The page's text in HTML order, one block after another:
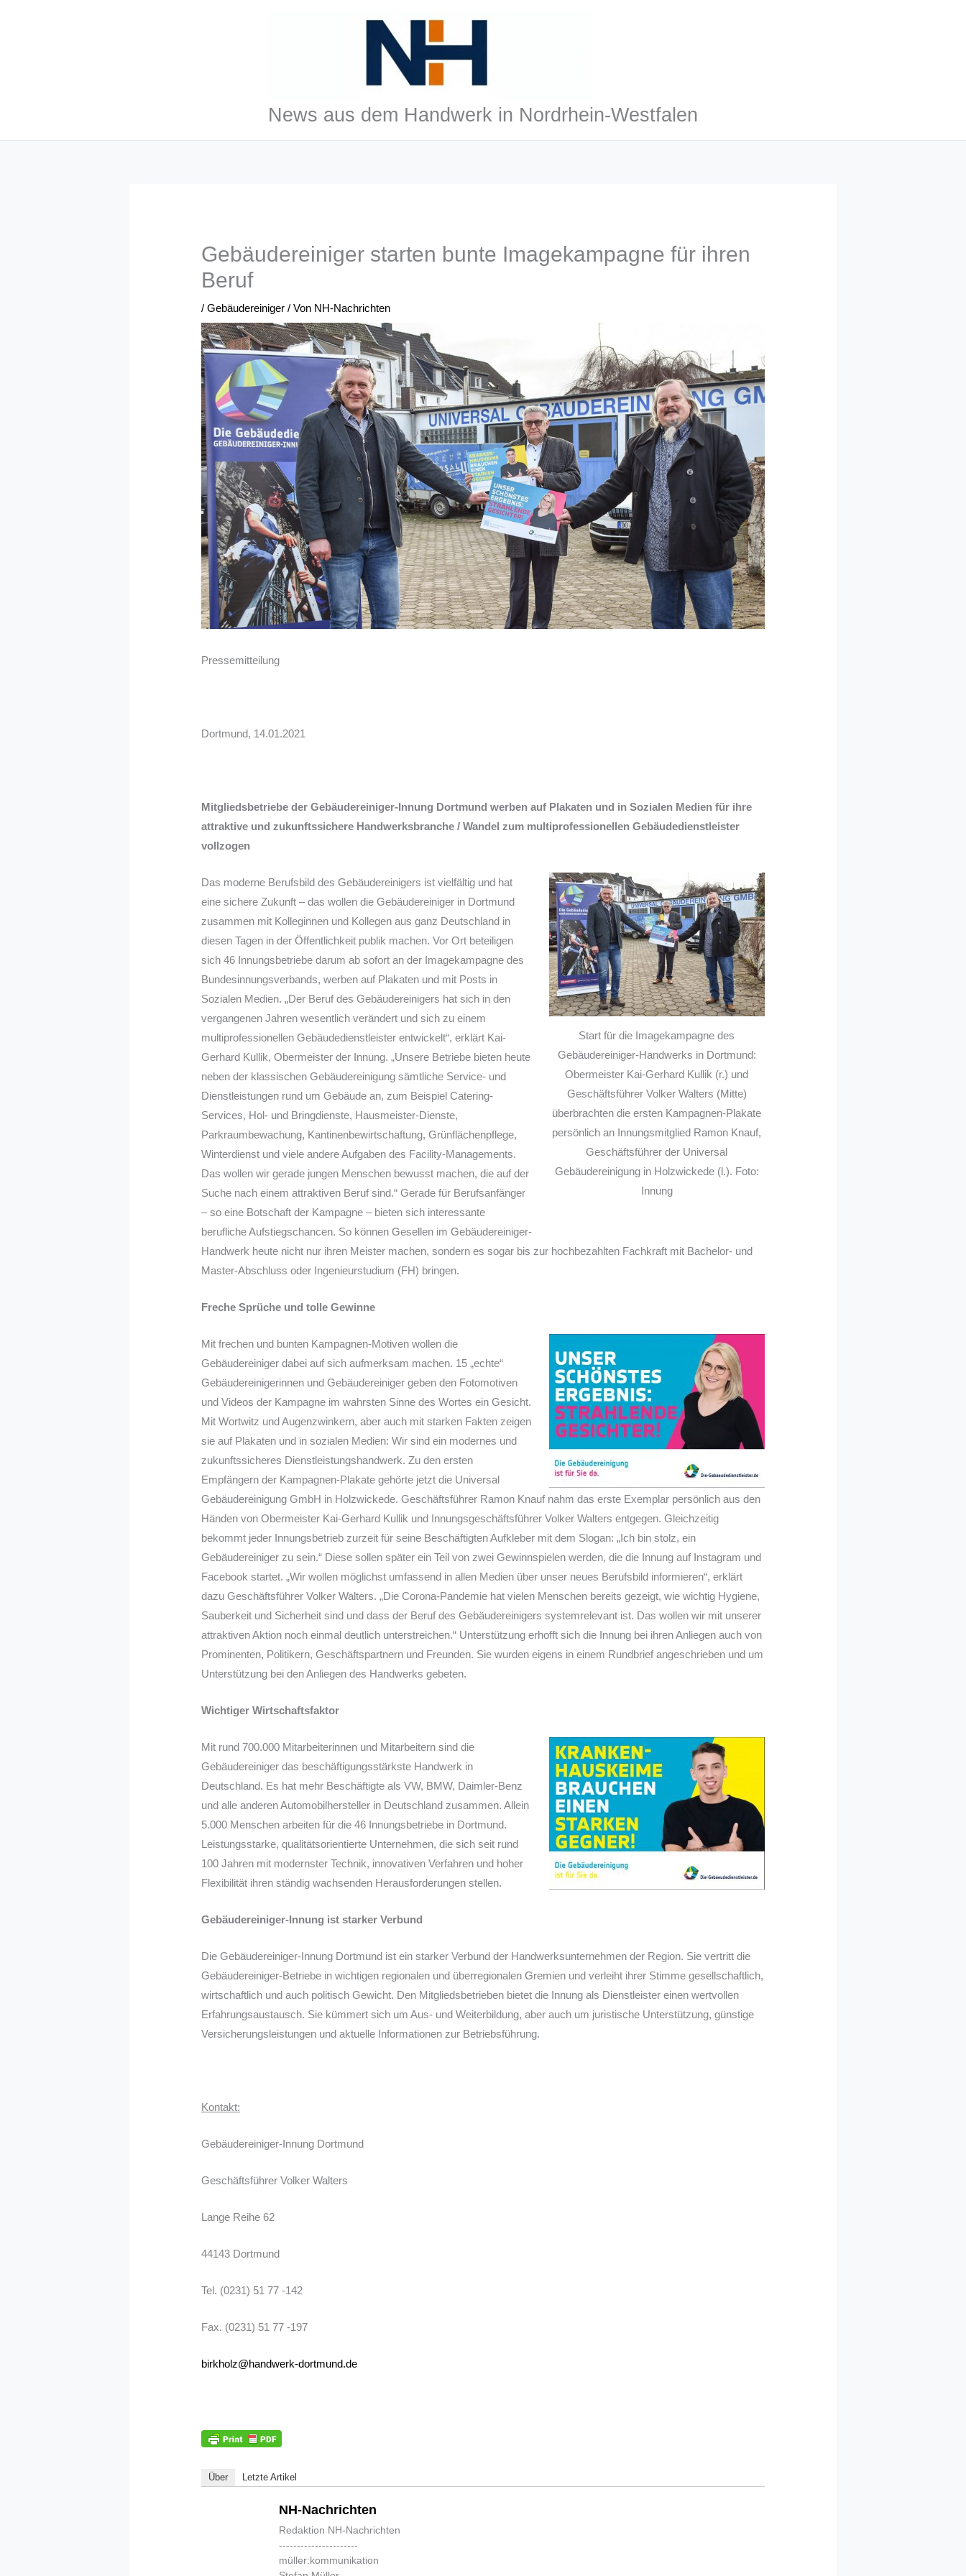
News aus dem Handwerk in Nordrhein-Westfalen
Gebäudereiniger starten bunte Imagekampagne für ihren
Beruf
/Gebäudereiniger / Von NH-Nachrichten
Pressemitteilung
Dortmund, 14.01.2021
Mitgliedsbetriebe der Gebäudereiniger-Innung Dortmund werben auf Plakaten und in Sozialen Medien für ihre
attraktive und zukunftssichere Handwerksbranche / Wandel zum multiprofessionellen Gebäudedienstleister
vollzogen
Start für die Imagekampagne des
Gebäudereiniger-Handwerks in Dortmund:
Obermeister Kai-Gerhard Kullik (r.) und
Geschäftsführer Volker Walters (Mitte)
überbrachten die ersten Kampagnen-Plakate
persönlich an Innungsmitglied Ramon Knauf,
Geschäftsführer der Universal
Gebäudereinigung in Holzwickede (l.). Foto:
Innung
Das moderne Berufsbild des Gebäudereinigers ist vielfältig und hat
eine sichere Zukunft – das wollen die Gebäudereiniger in Dortmund
zusammen mit Kolleginnen und Kollegen aus ganz Deutschland in
diesen Tagen in der Öffentlichkeit publik machen. Vor Ort beteiligen
sich 46 Innungsbetriebe darum ab sofort an der Imagekampagne des
Bundesinnungsverbands, werben auf Plakaten und mit Posts in
Sozialen Medien. „Der Beruf des Gebäudereinigers hat sich in den
vergangenen Jahren wesentlich verändert und sich zu einem
multiprofessionellen Gebäudedienstleister entwickelt“, erklärt Kai-
Gerhard Kullik, Obermeister der Innung. „Unsere Betriebe bieten heute
neben der klassischen Gebäudereinigung sämtliche Service- und
Dienstleistungen rund um Gebäude an, zum Beispiel Catering-
Services, Hol- und Bringdienste, Hausmeister-Dienste,
Parkraumbewachung, Kantinenbewirtschaftung, Grünflächenpflege,
Winterdienst und viele andere Aufgaben des Facility-Managements.
Das wollen wir gerade jungen Menschen bewusst machen, die auf der
Suche nach einem attraktiven Beruf sind.“ Gerade für Berufsanfänger
– so eine Botschaft der Kampagne – bieten sich interessante
berufliche Aufstiegschancen. So können Gesellen im Gebäudereiniger-
Handwerk heute nicht nur ihren Meister machen, sondern es sogar bis zur hochbezahlten Fachkraft mit Bachelor- und
Master-Abschluss oder Ingenieurstudium (FH) bringen.
Freche Sprüche und tolle Gewinne
Mit frechen und bunten Kampagnen-Motiven wollen die
Gebäudereiniger dabei auf sich aufmerksam machen. 15 „echte“
Gebäudereinigerinnen und Gebäudereiniger geben den Fotomotiven
und Videos der Kampagne im wahrsten Sinne des Wortes ein Gesicht.
Mit Wortwitz und Augenzwinkern, aber auch mit starken Fakten zeigen
sie auf Plakaten und in sozialen Medien: Wir sind ein modernes und
zukunftssicheres Dienstleistungshandwerk. Zu den ersten
Empfängern der Kampagnen-Plakate gehörte jetzt die Universal
Gebäudereinigung GmbH in Holzwickede. Geschäftsführer Ramon Knauf nahm das erste Exemplar persönlich aus den
Händen von Obermeister Kai-Gerhard Kullik und Innungsgeschäftsführer Volker Walters entgegen. Gleichzeitig
bekommt jeder Innungsbetrieb zurzeit für seine Beschäftigten Aufkleber mit dem Slogan: „Ich bin stolz, ein
Gebäudereiniger zu sein.“ Diese sollen später ein Teil von zwei Gewinnspielen werden, die die Innung auf Instagram und
Facebook startet. „Wir wollen möglichst umfassend in allen Medien über unser neues Berufsbild informieren“, erklärt
dazu Geschäftsführer Volker Walters. „Die Corona-Pandemie hat vielen Menschen bereits gezeigt, wie wichtig Hygiene,
Sauberkeit und Sicherheit sind und dass der Beruf des Gebäudereinigers systemrelevant ist. Das wollen wir mit unserer
attraktiven Aktion noch einmal deutlich unterstreichen.“ Unterstützung erhofft sich die Innung bei ihren Anliegen auch von
Prominenten, Politikern, Geschäftspartnern und Freunden. Sie wurden eigens in einem Rundbrief angeschrieben und um
Unterstützung bei den Anliegen des Handwerks gebeten.
Wichtiger Wirtschaftsfaktor
Mit rund 700.000 Mitarbeiterinnen und Mitarbeitern sind die
Gebäudereiniger das beschäftigungsstärkste Handwerk in
Deutschland. Es hat mehr Beschäftigte als VW, BMW, Daimler-Benz
und alle anderen Automobilhersteller in Deutschland zusammen. Allein
5.000 Menschen arbeiten für die 46 Innungsbetriebe in Dortmund.
Leistungsstarke, qualitätsorientierte Unternehmen, die sich seit rund
100 Jahren mit modernster Technik, innovativen Verfahren und hoher
Flexibilität ihren ständig wachsenden Herausforderungen stellen.
Gebäudereiniger-Innung ist starker Verbund
Die Gebäudereiniger-Innung Dortmund ist ein starker Verbund der Handwerksunternehmen der Region. Sie vertritt die
Gebäudereiniger-Betriebe in wichtigen regionalen und überregionalen Gremien und verleiht ihrer Stimme gesellschaftlich,
wirtschaftlich und auch politisch Gewicht. Den Mitgliedsbetrieben bietet die Innung als Dienstleister einen wertvollen
Erfahrungsaustausch. Sie kümmert sich um Aus- und Weiterbildung, aber auch um juristische Unterstützung, günstige
Versicherungsleistungen und aktuelle Informationen zur Betriebsführung.
Kontakt:
Gebäudereiniger-Innung Dortmund
Geschäftsführer Volker Walters
Lange Reihe 62
44143 Dortmund
Tel. (0231) 51 77 -142
Fax. (0231) 51 77 -197
birkholz@handwerk-dortmund.de
Über Letzte Artikel
NH-Nachrichten
Redaktion NH-Nachrichten
----------------------
müller:kommunikation